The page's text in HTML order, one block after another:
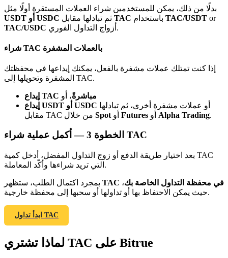
تعرف على كيفية كسب الدخل السلبي
Bitrue
AI
شركاء بيترو
شركاء Bitrue
بدلًا من ذلك، يمكن للمستخدمين شراء العملات المستقرة أولًا مثل
USDT أو USDC
TAC TAC/USDT or
TAC/USDC
أزواج التداول الفوري.
شراء TAC بالعملات المشفرة
إذا كنت تمتلك عملات مشفرة بالفعل، يمكنك إيداعها في محفظتك
المشفرة وتحويلها إلى TAC.
إيداع TAC مباشرةً، أو
إيداع USDT أو USDC
Spot Futures Alpha Trading.
الخطوة أكمل عملية شراء TAC
بعد اختيار طريقة الدفع أو زوج التداول المفضل، أدخل كمية TAC
التي تريد شراءها وأكّد المعاملة.
TAC في محفظة التداول الخاصة بك،
حيث يمكن الاحتفاظ بها أو تداولها أو سحبها إلى محفظة خارجية.
ابدأ تداول TAC
لماذا تشتري TAC على Bitrue